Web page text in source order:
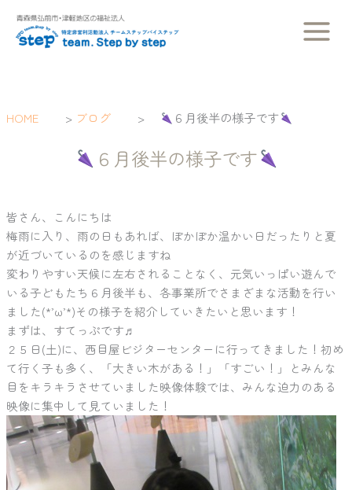
プHOME > ブログ > ６月後半の様子です
６月後半の様子です
皆さん、こんにちは
梅雨に入り、雨の日もあれば、ぽかぽか温かい日だったりと夏
が近づいているのを感じますね
変わりやすい天候に左右されることなく、元気いっぱい遊んで
いる子どもたち６月後半も、各事業所でさまざまな活動を行い
ました(*’ω’*)その様子を紹介していきたいと思います！
まずは、すてっぷです♬
２５日(土)に、西目屋ビジターセンターに行ってきました！初め
て行く子も多く、「大きい木がある！」「すごい！」とみんな
目をキラキラさせていました映像体験では、みんな迫力のある
映像に集中して見ていました！